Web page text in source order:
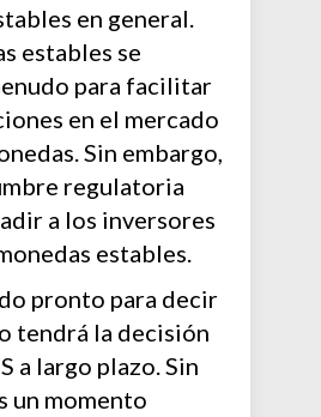
en general.
estables se
para facilitar
en el mercado
Sin embargo,
regulatoria
a los inversores
estables.
pronto para decir
tendrá la decisión
a largo plazo. Sin
un momento